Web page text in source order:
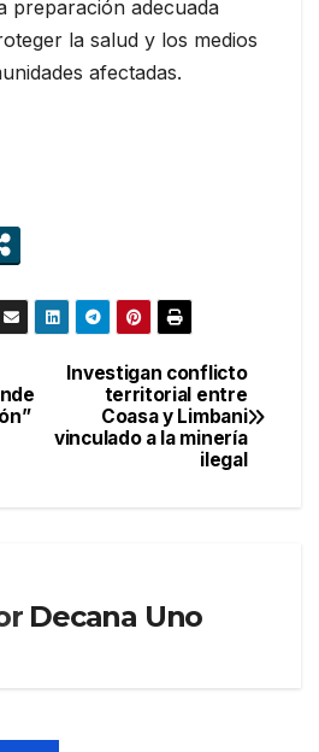
preparación adecuada
la salud y los medios
afectadas.
Investigan conflicto
territorial entre
Coasa y Limbani
vinculado a la minería
ilegal
Decana Uno